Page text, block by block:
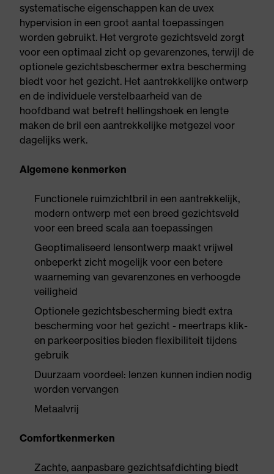
systematische eigenschappen kan de uvex
hypervision in een groot aantal toepassingen
worden gebruikt. Het vergrote gezichtsveld zorgt
voor een optimaal zicht op gevarenzones, terwijl de
optionele gezichtsbeschermer extra bescherming
biedt voor het gezicht. Het aantrekkelijke ontwerp
en de individuele verstelbaarheid van de
hoofdband wat betreft hellingshoek en lengte
maken de bril een aantrekkelijke metgezel voor
dagelijks werk.
Algemene kenmerken
Functionele ruimzichtbril in een aantrekkelijk,
modern ontwerp met een breed gezichtsveld
voor een breed scala aan toepassingen
Geoptimaliseerd lensontwerp maakt vrijwel
onbeperkt zicht mogelijk voor een betere
waarneming van gevarenzones en verhoogde
veiligheid
Optionele gezichtsbescherming biedt extra
bescherming voor het gezicht - meertraps klik-
en parkeerposities bieden flexibiliteit tijdens
gebruik
Duurzaam voordeel: lenzen kunnen indien nodig
worden vervangen
Metaalvrij
Comfortkenmerken
Zachte, aanpasbare gezichtsafdichting biedt